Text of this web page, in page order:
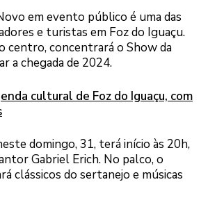
em evento público é uma das
e turistas em Foz do Iguaçu.
centro, concentrará o Show da
a chegada de 2024.
cultural de Foz do Iguaçu, com
domingo, 31, terá início às 20h,
Gabriel Erich. No palco, o
clássicos do sertanejo e músicas